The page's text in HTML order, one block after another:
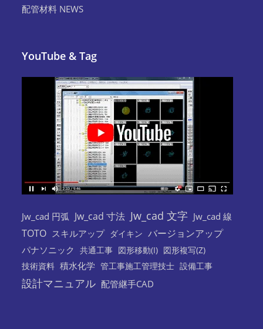
配管材料 NEWS
YouTube & Tag
Jw_cad 円弧 Jw_cad 寸法 Jw_cad 文字 Jw_cad 線
TOTO スキルアップ ダイキン バージョンアップ
パナソニック 共通工事 図形移動(I) 図形複写(Z)
技術資料 積水化学 管工事施工管理技士 設備工事
設計マニュアル 配管継手CAD